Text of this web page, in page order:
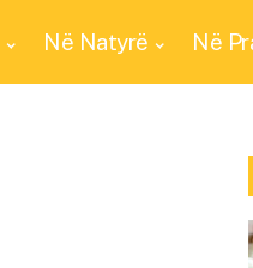
Në Natyrë Në